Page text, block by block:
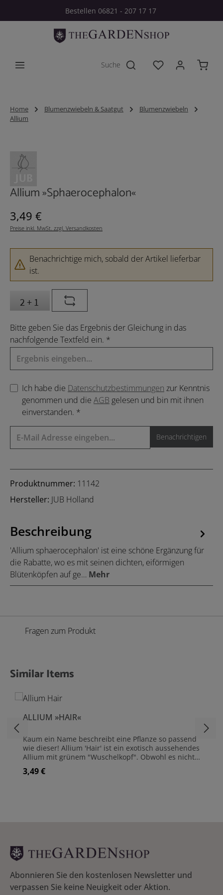
Zum Hauptinhalt springenBestellen 06821 - 207 17 17
Du hast 0
Home Blumenzwiebeln & Saatgut
Blumenzwiebeln
Allium
Allium »Sphaerocephalon«
Regulärer Preis:
3,49 €
Preise inkl. MwSt. zzgl. Versandkosten
Benachrichtige mich, sobald der Artikel lieferbar
ist.
Bitte geben Sie das Ergebnis der Gleichung in das
nachfolgende Textfeld ein. *
Ich habe die Datenschutzbestimmungen zur Kenntnis
genommen und die AGB gelesen und bin mit ihnen
einverstanden. *
Benachrichtigen
Produktnummer: 11142
Hersteller: JUB Holland
Beschreibung
'Allium sphaerocephalon' ist eine schöne Ergänzung für
die Rabatte, wo es mit seinen dichten, eiförmigen
Blütenköpfen auf ge… Mehr
Fragen zum Produkt
Produktgalerie überspringen
Similar Items
ALLIUM »HAIR«
Kaum ein Name beschreibt eine Pflanze so passend
wie dieser! Allium 'Hair' ist ein exotisch aussehendes
Allium mit grünem "Wuschelkopf". Obwohl es nicht
die übliche Blütenform hat, ist Allium 'Hair' mit
seinem widerspenstigen haarähnlichen Ranken,
niederländischen Königshauses, JUB Holland. Seit
1910 kümmert man sich hier um die Knolle.
Zwiebeltradition und einer großen Kreativität
zeichnet diesen Gartenbetrieb aus. JUB Holland ist
Mitglied bei MPS, dem niederländische
Regulärer Preis:
3,49 €
Abonnieren Sie den kostenlosen Newsletter und
verpassen Sie keine Neuigkeit oder Aktion.